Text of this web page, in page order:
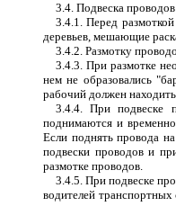
3.4. Подвеска
3.4.1. Перед
деревьев, мешающие
3.4.2. Размотку
3.4.3. При размотке
нем не образовались
рабочий должен
3.4.4. При подвеске
поднимаются и
Если поднять провода
подвески проводов и
размотке проводов.
3.4.5. При подвеске
водителей